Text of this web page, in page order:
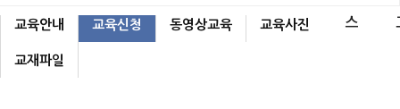
홈 소개 판 련 럼 물 스
교육안내 교육신청 동영상교육
교육사진
교재파일